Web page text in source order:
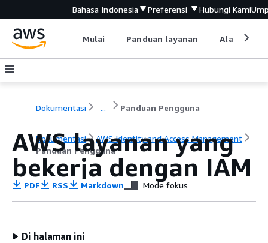
Bahasa Indonesia Preferensi Hubungi Kami
Mulai Panduan layanan Alat
Dokumentasi ... Panduan Pengguna
Dokumentasi
AWS Identity and Access Management
Panduan Pengguna
AWS layanan yang
bekerja dengan IAM
PDF RSS Markdown Mode fokus
Di halaman ini